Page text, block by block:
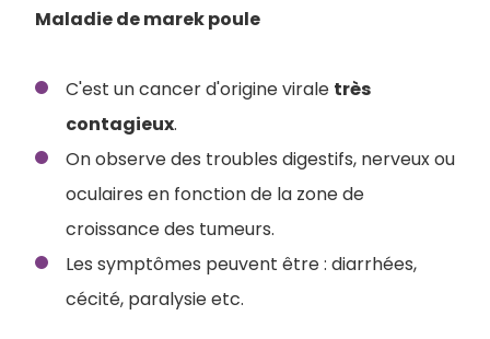
Maladie de marek poule
C'est un cancer d'origine virale très
contagieux.
On observe des troubles digestifs, nerveux ou
oculaires en fonction de la zone de
croissance des tumeurs.
Les symptômes peuvent être : diarrhées,
cécité, paralysie etc.